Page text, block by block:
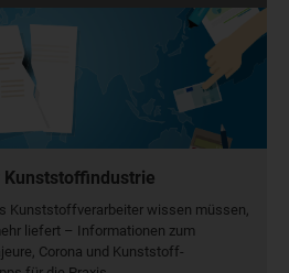
Kunst­stoff­verarbeiter wissen müssen,
liefert – Informationen zum
Corona und Kunststoff-